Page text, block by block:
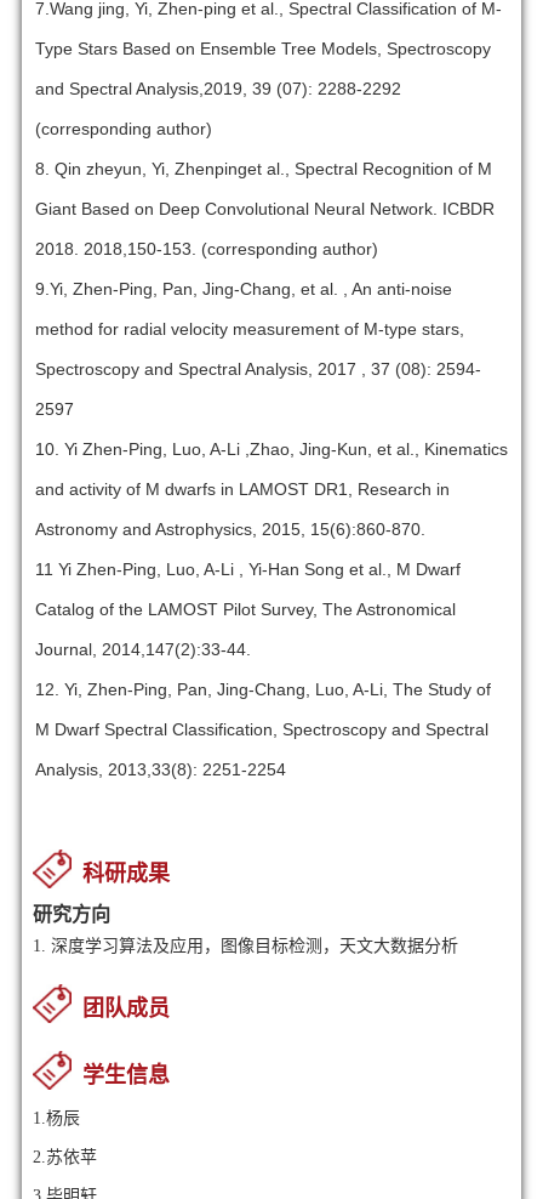
7.Wang jing, Yi, Zhen-ping et al., Spectral Classification of M-
Type Stars Based on Ensemble Tree Models, Spectroscopy
and Spectral Analysis,2019, 39 (07): 2288-2292
(corresponding author)
8. Qin zheyun, Yi, Zhenpinget al., Spectral Recognition of M
Giant Based on Deep Convolutional Neural Network. ICBDR
2018. 2018,150-153. (corresponding author)
9.Yi, Zhen-Ping, Pan, Jing-Chang, et al. , An anti-noise
method for radial velocity measurement of M-type stars,
Spectroscopy and Spectral Analysis, 2017 , 37 (08): 2594-
2597
10. Yi Zhen-Ping, Luo, A-Li ,Zhao, Jing-Kun, et al., Kinematics
and activity of M dwarfs in LAMOST DR1, Research in
Astronomy and Astrophysics, 2015, 15(6):860-870.
11 Yi Zhen-Ping, Luo, A-Li , Yi-Han Song et al., M Dwarf
Catalog of the LAMOST Pilot Survey, The Astronomical
Journal, 2014,147(2):33-44.
12. Yi, Zhen-Ping, Pan, Jing-Chang, Luo, A-Li, The Study of
M Dwarf Spectral Classification, Spectroscopy and Spectral
Analysis, 2013,33(8): 2251-2254
科研成果
研究方向
1. 深度学习算法及应用，图像目标检测，天文大数据分析
团队成员
学生信息
1.杨辰
2.苏依苹